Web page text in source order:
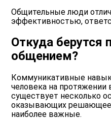
Общительные люди
эффективностью,
Откуда берутся
общением?
Коммуникативные
человека на протяжении
существует несколько
оказывающих решающее
наиболее важные.